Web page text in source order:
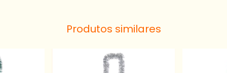
Produtos similares